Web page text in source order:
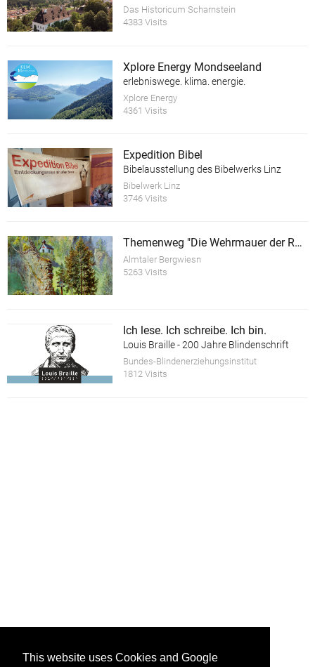
This website uses Cookies and Google
Das Historicum Scharnstein
4383 Visits
Xplore Energy Mondseeland
erlebniswege. klima. energie.
Xplore Energy
4361 Visits
Expedition Bibel
Bibelausstellung des Bibelwerks Linz
Bibelwerk Linz
3746 Visits
Themenweg "Die Wehrmauer der Ruine Scharnstein"
Almtaler Bergwiesn
5263 Visits
Ich lese. Ich schreibe. Ich bin.
Louis Braille - 200 Jahre Blindenschrift
Bundes-Blindenerziehungsinstitut
1812 Visits